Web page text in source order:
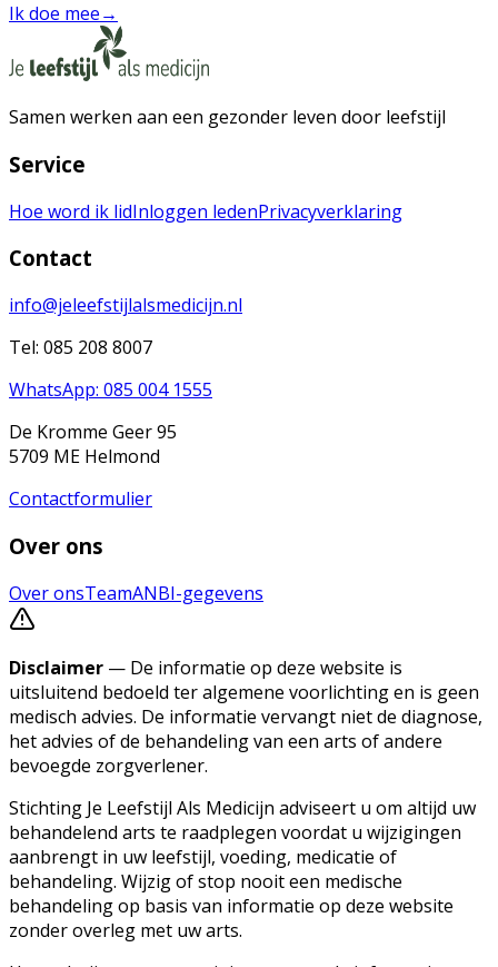
Ik doe mee→
Samen werken aan een gezonder leven door leefstijl
Service
Hoe word ik lidInloggen ledenPrivacyverklaring
Contact
info@jeleefstijlalsmedicijn.nl
Tel: 085 208 8007
WhatsApp: 085 004 1555
De Kromme Geer 95
5709 ME Helmond
Contactformulier
Over ons
Over onsTeamANBI-gegevens
Disclaimer — De informatie op deze website is
uitsluitend bedoeld ter algemene voorlichting en is geen
medisch advies. De informatie vervangt niet de diagnose,
het advies of de behandeling van een arts of andere
bevoegde zorgverlener.
Stichting Je Leefstijl Als Medicijn adviseert u om altijd uw
behandelend arts te raadplegen voordat u wijzigingen
aanbrengt in uw leefstijl, voeding, medicatie of
behandeling. Wijzig of stop nooit een medische
behandeling op basis van informatie op deze website
zonder overleg met uw arts.